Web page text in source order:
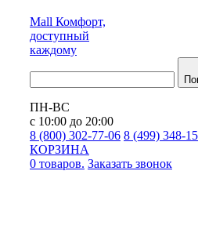
Mall Комфорт,
доступный
каждому
ПН-ВС
с 10:00 до 20:00
8 (800) 302-77-06 8 (499) 348-
КОРЗИНА
0 товаров. Заказать звонок